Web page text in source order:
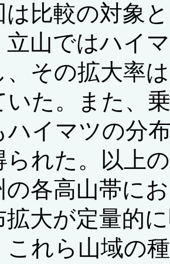
は比較の対象
立山ではハイ
、その拡大率
いた。また、
ハイマツの分
られた。以上
の各高山帯に
拡大が定量的
これら山域の